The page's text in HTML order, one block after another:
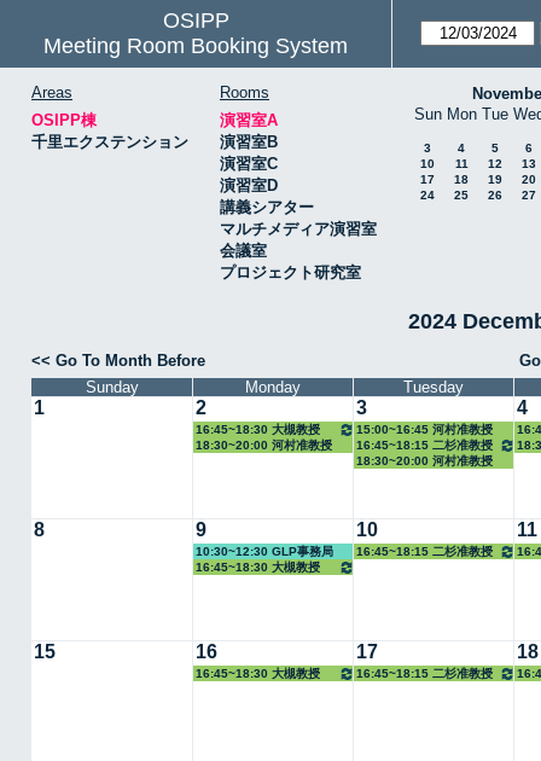
OSIPP
Meeting Room Booking System
Areas
OSIPP棟
千里エクステンション
Rooms
演習室A
演習室B
演習室C
演習室D
講義シアター
マルチメディア演習室
会議室
プロジェクト研究室
Sun Mon Tue
3 4 5
6
10
11 12
13
17
18 19
20
24
25 26 27
2024
<< Go To Month Before
Sunday
Monday Tuesday
1 2
16:45~18:30 大槻教授
18:30~20:00 河村准教授
3
15:00~16:45 河村准教授
16:45~18:15 二杉准教授
18:30~20:00 河村准教授
4
8 9
10:30~12:30 GLP事務局
16:45~18:30 大槻教授
10
16:45~18:15 二杉准教授
11
15 16
16:45~18:30 大槻教授
17
16:45~18:15 二杉准教授
18